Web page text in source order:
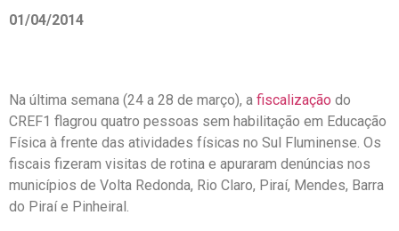
01/04/2014
Na última semana (24 a 28 de março), a fiscalização do
CREF1 flagrou quatro pessoas sem habilitação em Educação
Física à frente das atividades físicas no Sul Fluminense. Os
fiscais fizeram visitas de rotina e apuraram denúncias nos
municípios de Volta Redonda, Rio Claro, Piraí, Mendes, Barra
do Piraí e Pinheiral.